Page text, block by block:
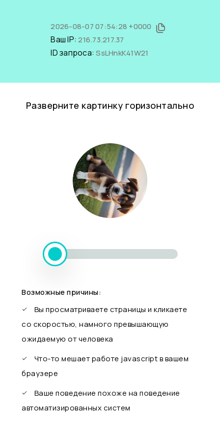
2026-08-07 07:54:28 +0000
Ваш IP:216.73.217.37
ID запроса:SsLHnkK41W21
Разверните картинку горизонтально
Возможные причины:
Вы просматриваете страницы и кликаете
со скоростью, намного превышающую
ожидаемую от человека
Что-то мешает работе javascript в вашем
браузере
Ваше поведение похоже на поведение
автоматизированных систем